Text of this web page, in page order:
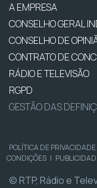
A EMPRESA
CONSELHO GERAL
CONSELHO DE
CONTRATO DE
RÁDIO E TELEVISÃO
RGPD
GESTÃO DAS
POLÍTICA DE PRIVACIDADE
CONDIÇÕES |
© RTP, Rádio e